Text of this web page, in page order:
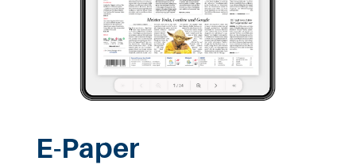
E-Paper